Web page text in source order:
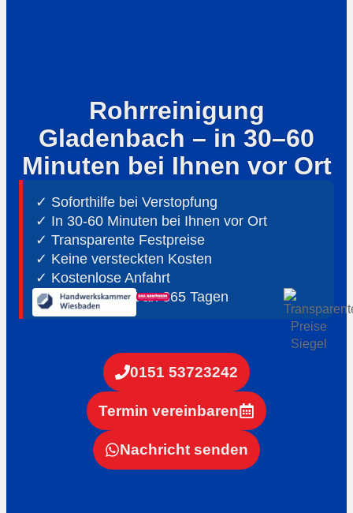
Rohrreinigung
Gladenbach – in 30–60
Minuten bei Ihnen vor Ort
✓ Soforthilfe bei Verstopfung
✓ In 30-60 Minuten bei Ihnen vor Ort
✓ ⁠Transparente Festpreise
✓ Keine versteckten Kosten
✓ Kostenlose Anfahrt
✓ ⁠24h Notdienst an 365 Tagen
0151 53723242
Termin vereinbaren
Nachricht senden